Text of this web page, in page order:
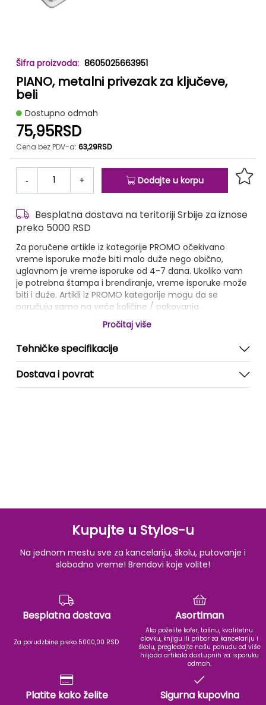
8605025663951
PIANO, metalni privezak za ključeve,
beli
Dostupno odmah
75,95RSD
Cena bez PDV-a: 63,29RSD
- + Dodajte u korpu
Besplatna dostava na teritoriji Srbije za iznose
preko 5000 RSD
Za poručene artikle iz kategorije PROMO očekivano
vreme isporuke može biti malo duže nego obično,
uglavnom je vreme isporuke od 4-7 dana. Ukoliko vam
je potrebna štampa i brendiranje, vreme isporuke može
biti i duže. Artikli iz PROMO kategorije mogu da se
poručuju samo na veće količine / pakovanja.
Pročitaj više
Tehničke specifikacije
Dostava i povrat
Skip
to
the
beginning
the
images
gallery
Kupujte u Stylos-u
Na jednom mestu sve za kancelariju, školu, putovanje i
slobodno vreme! Brendovi koje volite!
Besplatna dostava
Za porudzbine preko 5000,00 RSD
Asortiman
Ako poželite kofer, tašnu, kvalitetnu
olovku, knjigu ili pribor za kancelariju i
školu, pregledajte našu ponudu od više
hiljada artikala dostupnih za isporuku
odmah.
Platite kako želite Sigurna kupovina